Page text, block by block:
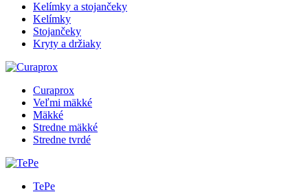
Kelímky a stojančeky
Kelímky
Stojančeky
Kryty a držiaky
Curaprox
Veľmi mäkké
Mäkké
Stredne mäkké
Stredne tvrdé
TePe